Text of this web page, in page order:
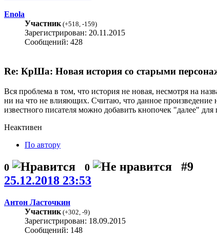
Enola
Участник(+518, -159)
Зарегистрирован: 20.11.2015
Сообщений: 428
Re: КрШа: Новая история со старыми
Вся проблема в том, что история не новая, несмотря на
ни на что не влияющих. Считаю, что данное
известного писателя можно добавить кнопочек "далее"
Неактивен
По автору
0 0
#9
25.12.2018 23:53
Антон Ласточкин
Участник (+302 -9)
Зарегистрирован: 18.09.2015
Сообщений: 148